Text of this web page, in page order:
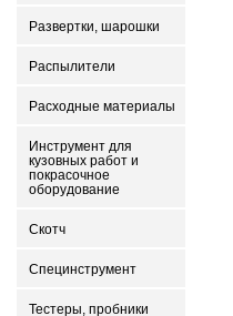
Развертки, шарошки
Распылители
Расходные материалы
Инструмент для
кузовных работ и
покрасочное
оборудование
Скотч
Специнструмент
Тестеры, пробники